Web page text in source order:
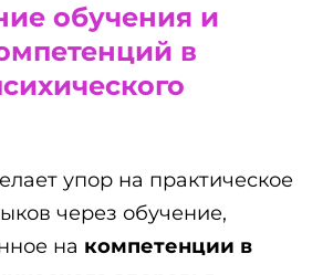
обучения и
в
упор на практическое
через обучение,
на компетенции в